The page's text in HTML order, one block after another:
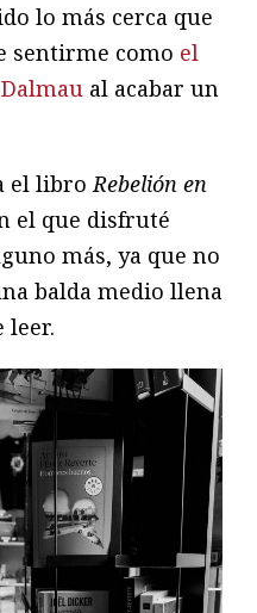
lo más cerca que
sentirme como el
al acabar un
el libro Rebelión en
el que disfruté
más, ya que no
balda medio llena
leer.